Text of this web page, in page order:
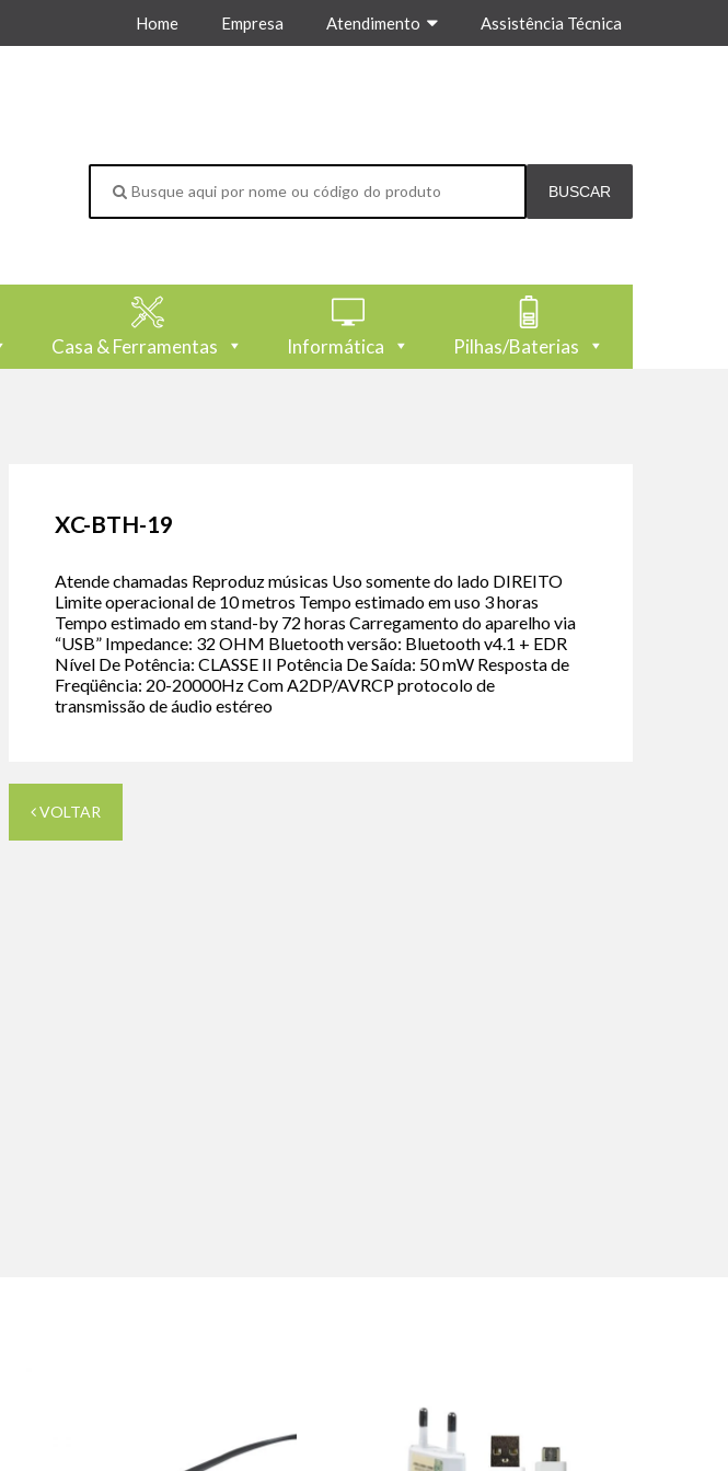
Home Empresa Atendimento Assistência Técnica
Casa & Ferramentas Informática Pilhas/Baterias
XC-BTH-19
Atende chamadas Reproduz músicas Uso somente do lado DIREITO
Limite operacional de 10 metros Tempo estimado em uso 3 horas
Tempo estimado em stand-by 72 horas Carregamento do aparelho via
“USB” Impedance: 32 OHM Bluetooth versão: Bluetooth v4.1 + EDR
Nível De Potência: CLASSE II Potência De Saída: 50 mW Resposta de
Freqüência: 20-20000Hz Com A2DP/AVRCP protocolo de
transmissão de áudio estéreo
VOLTAR